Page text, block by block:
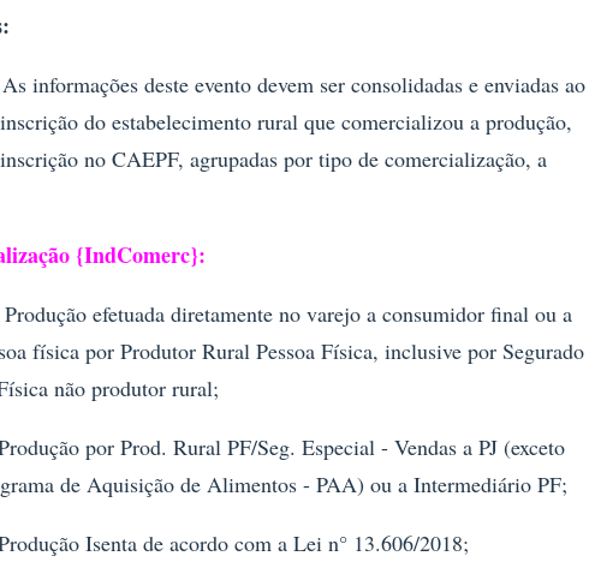
As informações deste evento devem ser consolidadas e enviadas ao
do estabelecimento rural que comercializou a produção,
no CAEPF, agrupadas por tipo de comercialização, a
{IndComerc}:
efetuada diretamente no varejo a consumidor final ou a
física por Produtor Rural Pessoa Física, inclusive por Segurado
não produtor rural;
por Prod. Rural PF/Seg. Especial - Vendas a PJ (exceto
de Aquisição de Alimentos - PAA) ou a Intermediário PF;
Isenta de acordo com a Lei n° 13.606/2018;